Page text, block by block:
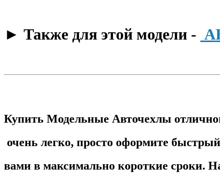
​► Также для этой модели -
Купить Модельные Авточехлы
очень легко, просто оформите
вами в максимально короткие сроки.